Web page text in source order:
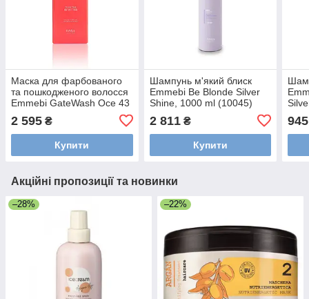
Маска для фарбованого
та пошкодженого волосся
Emmebi GateWash Oce 43
Treated, 1000 ml (14106)
2 595 ₴
Купити
Шампунь м'який блиск
Emmebi Be Blonde Silver
Shine, 1000 ml (10045)
2 811₴
Купити
945
Акційні пропозиції та новинки
–28% –22%